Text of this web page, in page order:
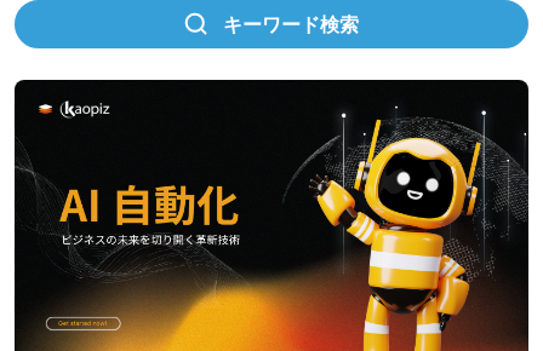
キーワード検索